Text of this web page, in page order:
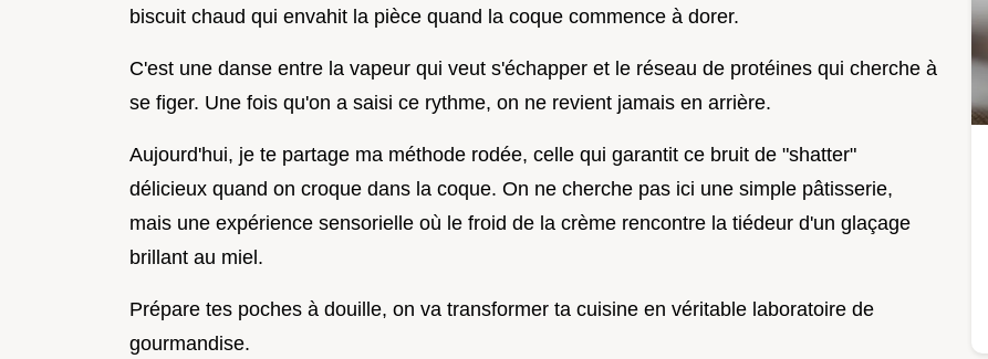
biscuit chaud qui envahit la pièce quand la coque commence à dorer.
C'est une danse entre la vapeur qui veut s'échapper et le réseau de protéines qui cherche à
se figer. Une fois qu'on a saisi ce rythme, on ne revient jamais en arrière.
Aujourd'hui, je te partage ma méthode rodée, celle qui garantit ce bruit de "shatter"
délicieux quand on croque dans la coque. On ne cherche pas ici une simple pâtisserie,
mais une expérience sensorielle où le froid de la crème rencontre la tiédeur d'un glaçage
brillant au miel.
Prépare tes poches à douille, on va transformer ta cuisine en véritable laboratoire de
gourmandise.